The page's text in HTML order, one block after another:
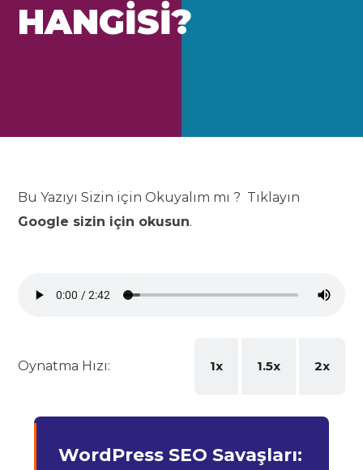
HANGISI?
Bu Yazıyı Sizin için Okuyalım mı ? Tıklayın
Google sizin için okusun.
Oynatma Hızı: 1x 1.5x 2x
WordPress SEO Savaşları: